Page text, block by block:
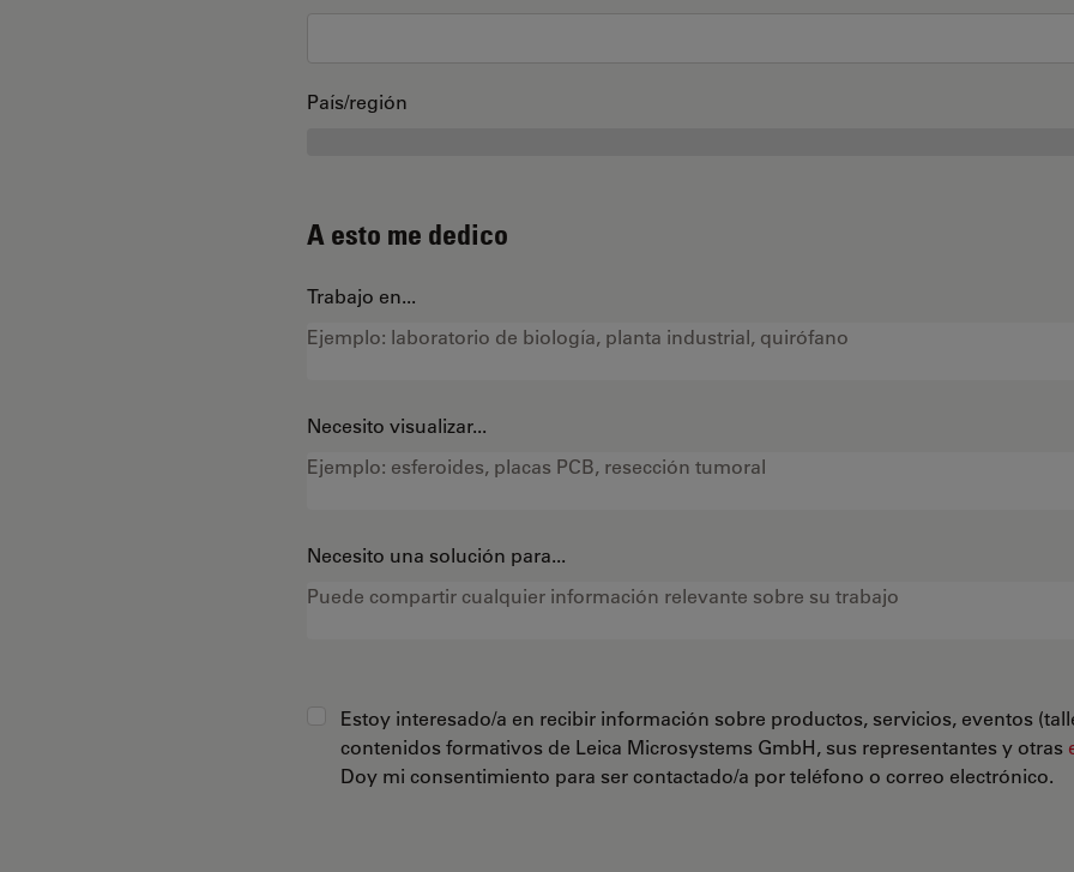
País/región
A esto me dedico
Trabajo en...
Necesito visualizar...
Necesito una solución para...
Estoy interesado/a en recibir información sobre productos, servicios, eventos
contenidos formativos de Leica Microsystems GmbH, sus representantes y otras
Doy mi consentimiento para ser contactado/a por teléfono o correo electrónico.